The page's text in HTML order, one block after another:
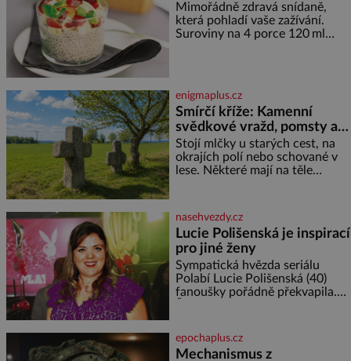
Mimořádně zdravá snídaně,
která pohladí vaše zažívání.
Suroviny na 4 porce 120 ml
nasypeme chia semí
enigmaplus.cz
Smírčí kříže: Kamenní
svědkové vražd, pomsty a
dávných vin
Stojí mlčky u starých cest, na
okrajích polí nebo schované v
lese. Některé mají na těle
kříž. Na první pohled vypadají
jako zapomenuté nábo
nasehvezdy.cz
Lucie Polišenská je inspirací
pro jiné ženy
Sympatická hvězda seriálu
Polabí Lucie Polišenská (40)
fanoušky pořádně překvapila.
módu si příliš nepotrpí, se
vůbec poprvé postavila před
objekti
epochaplus.cz
Mechanismus z